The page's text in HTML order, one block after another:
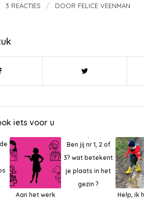
3 REACTIES / DOOR FELICE VEENMAN
iets voor u
Aan het werk
Ben jij nr 1, 2 of
3? wat betekent
je plaats in het
gezin ?
Help, ik